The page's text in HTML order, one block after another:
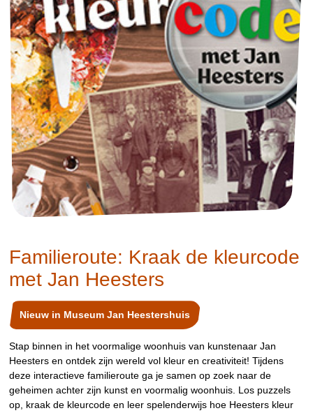
Familieroute: Kraak de kleurcode
met Jan Heesters
Nieuw in Museum Jan Heestershuis
Stap binnen in het voormalige woonhuis van kunstenaar Jan
Heesters en ontdek zijn wereld vol kleur en creativiteit! Tijdens
deze interactieve familieroute ga je samen op zoek naar de
geheimen achter zijn kunst en voormalig woonhuis. Los puzzels
op, kraak de kleurcode en leer spelenderwijs hoe Heesters kleur